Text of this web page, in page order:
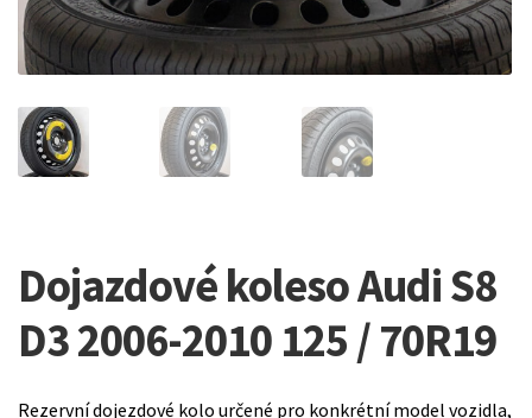
Dojazdové koleso Audi S8
D3 2006-2010 125 / 70R19
Rezervní dojezdové kolo určené pro konkrétní model vozidla,